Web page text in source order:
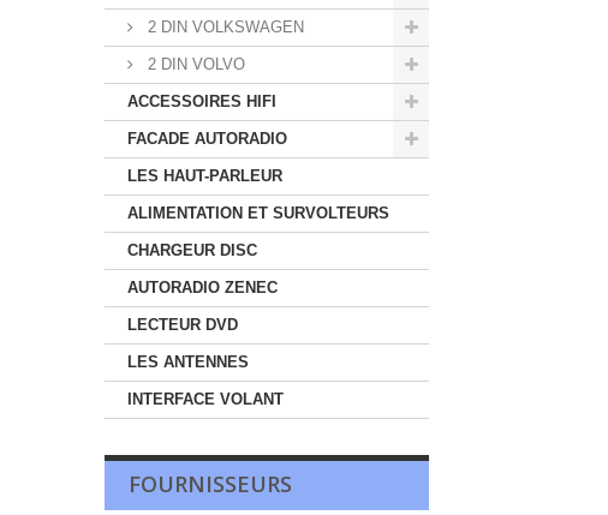
2 DIN VOLKSWAGEN
2 DIN VOLVO
ACCESSOIRES HIFI
FACADE AUTORADIO
LES HAUT-PARLEUR
ALIMENTATION ET SURVOLTEURS
CHARGEUR DISC
AUTORADIO ZENEC
LECTEUR DVD
LES ANTENNES
INTERFACE VOLANT
FOURNISSEURS